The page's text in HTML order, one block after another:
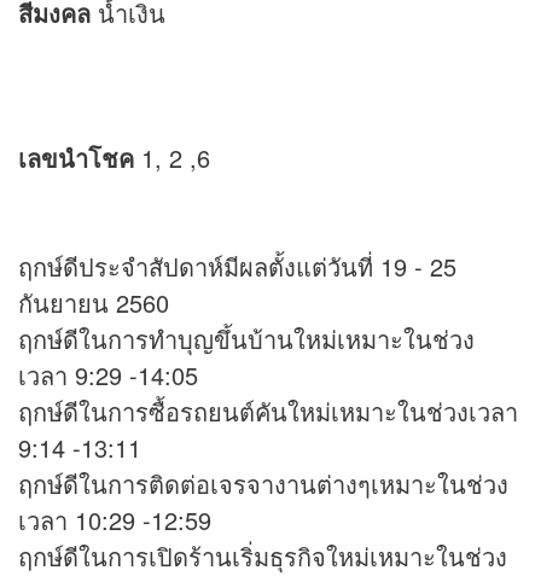
สีมงคล น้ำเงิน
เลขนำโชค 1, 2 ,6
ฤกษ์ดีประจำสัปดาห์มีผลตั้งแต่วันที่ 19 - 25
กันยายน 2560
ฤกษ์ดีในการทำบุญขึ้นบ้านใหม่เหมาะในช่วง
เวลา 9:29 -14:05
ฤกษ์ดีในการซื้อรถยนต์คันใหม่เหมาะในช่วงเวลา
9:14 -13:11
ฤกษ์ดีในการติดต่อเจรจางานต่างๆเหมาะในช่วง
เวลา 10:29 -12:59
ฤกษ์ดีในการเปิดร้านเริ่มธุรกิจใหม่เหมาะในช่วง